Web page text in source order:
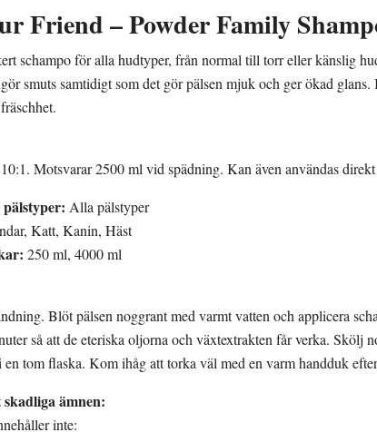
Friend – Powder Family
schampo för alla hudtyper, från normal till torr eller känslig
smuts samtidigt som det gör pälsen mjuk och ger ökad
Motsvarar 2500 ml vid spädning. Kan även användas direkt
Alla pälstyper
Katt, Kanin, Häst
250 ml, 4000 ml
Blöt pälsen noggrant med varmt vatten och applicera
så att de eteriska oljorna och växtextrakten får verka. Skölj
tom flaska. Kom ihåg att torka väl med en varm handduk
ämnen:
inte: